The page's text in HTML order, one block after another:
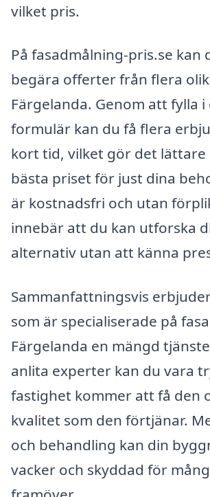
vilket pris.
På fasadmålning-pris.se kan
begära offerter från flera
Färgelanda. Genom att fylla
formulär kan du få flera
kort tid, vilket gör det
bästa priset för just dina
är kostnadsfri och utan
innebär att du kan utforska
alternativ utan att känna
Sammanfattningsvis
som är specialiserade på
Färgelanda en mängd
anlita experter kan du vara
fastighet kommer att få den
kvalitet som den förtjänar.
och behandling kan din
vacker och skyddad för